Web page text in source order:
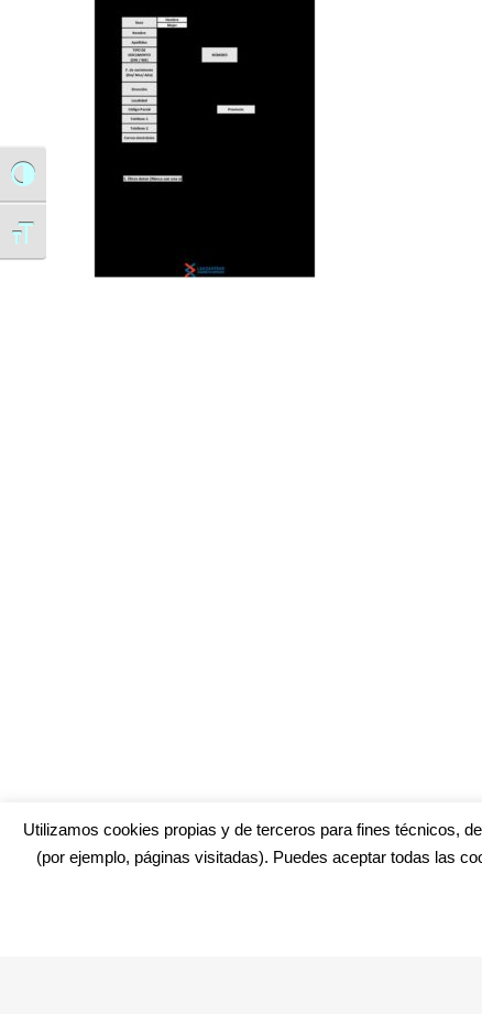
Alternar alto contraste
Alternar tamaño de letra
Utilizamos cookies propias y de terceros para fines técnicos,
(por ejemplo, páginas visitadas). Puedes aceptar todas las